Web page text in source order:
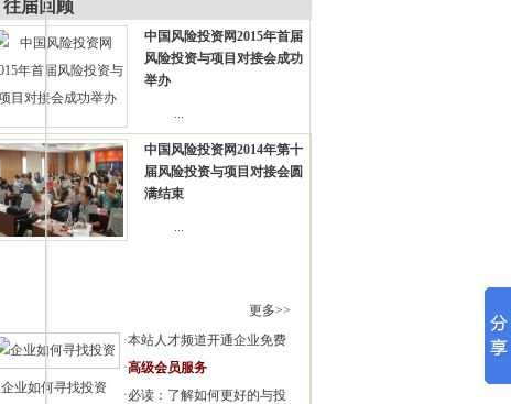
往届回顾
中国风险投资网2015年首届
风险投资与项目对接会成功
举办
...
中国风险投资网2014年第十
届风险投资与项目对接会圆
满结束
...
更多>>
企业如何寻找投资
·本站人才频道开通企业免费
·高级会员服务
·必读：了解如何更好的与投